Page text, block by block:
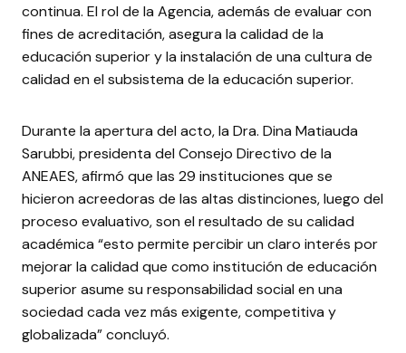
continua. El rol de la Agencia, además de evaluar con
fines de acreditación, asegura la calidad de la
educación superior y la instalación de una cultura de
calidad en el subsistema de la educación superior.
Durante la apertura del acto, la Dra. Dina Matiauda
Sarubbi, presidenta del Consejo Directivo de la
ANEAES, afirmó que las 29 instituciones que se
hicieron acreedoras de las altas distinciones, luego del
proceso evaluativo, son el resultado de su calidad
académica “esto permite percibir un claro interés por
mejorar la calidad que como institución de educación
superior asume su responsabilidad social en una
sociedad cada vez más exigente, competitiva y
globalizada” concluyó.